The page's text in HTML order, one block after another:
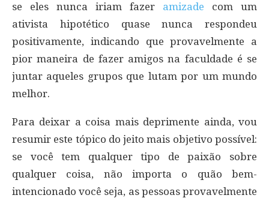
se eles nunca iriam fazer amizade com um
ativista hipotético quase nunca respondeu
positivamente, indicando que provavelmente a
pior maneira de fazer amigos na faculdade é se
juntar aqueles grupos que lutam por um mundo
melhor.
Para deixar a coisa mais deprimente ainda, vou
resumir este tópico do jeito mais objetivo possível:
se você tem qualquer tipo de paixão sobre
qualquer coisa, não importa o quão bem-
intencionado você seja, as pessoas provavelmente